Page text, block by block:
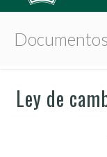
Ley de